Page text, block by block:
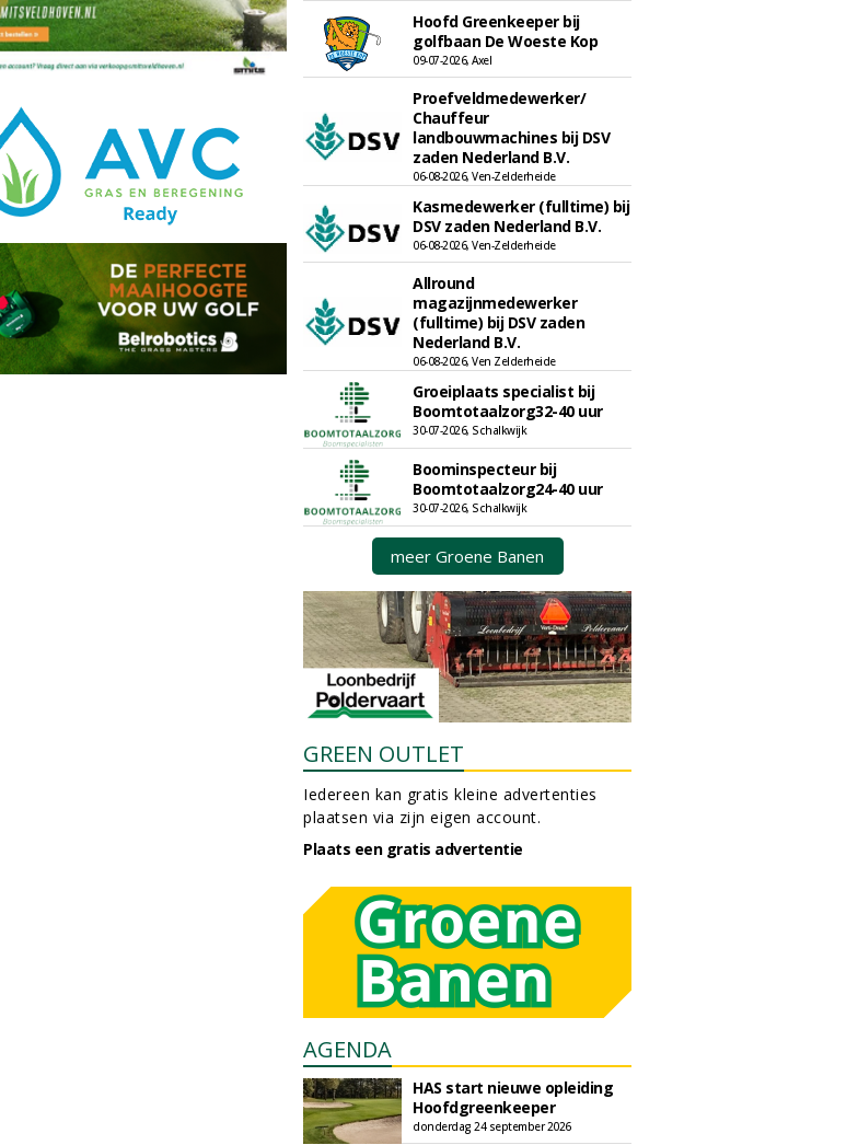
Hoofd Greenkeeper bij
golfbaan De Woeste Kop
09-07-2026, Axel
Proefveldmedewerker/
Chauffeur
landbouwmachines bij DSV
zaden Nederland B.V.
06-08-2026, Ven-Zelderheide
Kasmedewerker (fulltime) bij
DSV zaden Nederland B.V.
06-08-2026, Ven-Zelderheide
Allround
magazijnmedewerker
(fulltime) bij DSV zaden
Nederland B.V.
06-08-2026, Ven Zelderheide
Groeiplaats specialist bij
Boomtotaalzorg32-40 uur
30-07-2026, Schalkwijk
Boominspecteur bij
Boomtotaalzorg24-40 uur
30-07-2026, Schalkwijk
meer Groene Banen
GREEN OUTLET
Iedereen kan gratis kleine advertenties
plaatsen via zijn eigen account.
Plaats een gratis advertentie
AGENDA
HAS start nieuwe opleiding
Hoofdgreenkeeper
donderdag 24 september 2026